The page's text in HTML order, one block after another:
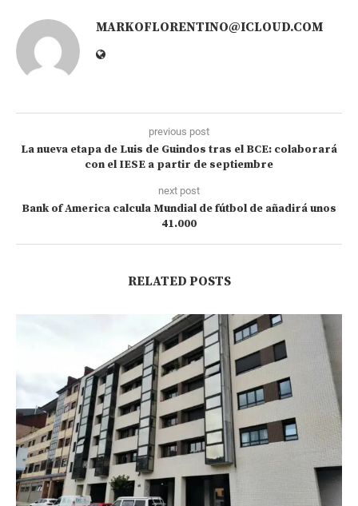
MARKOFLORENTINO@ICLOUD.COM
previous post
La nueva etapa de Luis de Guindos tras el BCE: colaborará
con el IESE a partir de septiembre
next post
Bank of America calcula Mundial de fútbol de añadirá unos
41.000
RELATED POSTS